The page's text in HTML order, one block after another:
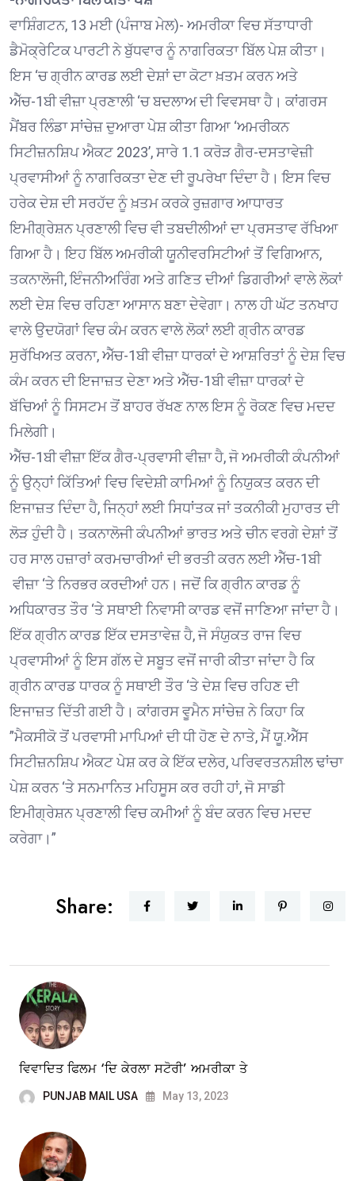
ਵਾਸ਼ਿੰਗਟਨ, 13 ਮਈ (ਪੰਜਾਬ ਮੇਲ)- ਅਮਰੀਕਾ ਵਿਚ ਸੱਤਾਧਾਰੀ
ਡੈਮੋਕ੍ਰੇਟਿਕ ਪਾਰਟੀ ਨੇ ਬੁੱਧਵਾਰ ਨੂੰ ਨਾਗਰਿਕਤਾ ਬਿੱਲ ਪੇਸ਼ ਕੀਤਾ।
ਇਸ ‘ਚ ਗ੍ਰੀਨ ਕਾਰਡ ਲਈ ਦੇਸ਼ਾਂ ਦਾ ਕੋਟਾ ਖ਼ਤਮ ਕਰਨ ਅਤੇ
ਐੱਚ-1ਬੀ ਵੀਜ਼ਾ ਪ੍ਰਣਾਲੀ ‘ਚ ਬਦਲਾਅ ਦੀ ਵਿਵਸਥਾ ਹੈ। ਕਾਂਗਰਸ
ਮੈਂਬਰ ਲਿੰਡਾ ਸਾਂਚੇਜ਼ ਦੁਆਰਾ ਪੇਸ਼ ਕੀਤਾ ਗਿਆ ‘ਅਮਰੀਕਨ
ਸਿਟੀਜ਼ਨਸ਼ਿਪ ਐਕਟ 2023’, ਸਾਰੇ 1.1 ਕਰੋੜ ਗੈਰ-ਦਸਤਾਵੇਜ਼ੀ
ਪ੍ਰਵਾਸੀਆਂ ਨੂੰ ਨਾਗਰਿਕਤਾ ਦੇਣ ਦੀ ਰੂਪਰੇਖਾ ਦਿੰਦਾ ਹੈ। ਇਸ ਵਿਚ
ਹਰੇਕ ਦੇਸ਼ ਦੀ ਸਰਹੱਦ ਨੂੰ ਖ਼ਤਮ ਕਰਕੇ ਰੁਜ਼ਗਾਰ ਆਧਾਰਤ
ਇਮੀਗ੍ਰੇਸ਼ਨ ਪ੍ਰਣਾਲੀ ਵਿਚ ਵੀ ਤਬਦੀਲੀਆਂ ਦਾ ਪ੍ਰਸਤਾਵ ਰੱਖਿਆ
ਗਿਆ ਹੈ। ਇਹ ਬਿੱਲ ਅਮਰੀਕੀ ਯੂਨੀਵਰਸਿਟੀਆਂ ਤੋਂ ਵਿਗਿਆਨ,
ਤਕਨਾਲੋਜੀ, ਇੰਜਨੀਅਰਿੰਗ ਅਤੇ ਗਣਿਤ ਦੀਆਂ ਡਿਗਰੀਆਂ ਵਾਲੇ ਲੋਕਾਂ
ਲਈ ਦੇਸ਼ ਵਿਚ ਰਹਿਣਾ ਆਸਾਨ ਬਣਾ ਦੇਵੇਗਾ। ਨਾਲ ਹੀ ਘੱਟ ਤਨਖਾਹ
ਵਾਲੇ ਉਦਯੋਗਾਂ ਵਿਚ ਕੰਮ ਕਰਨ ਵਾਲੇ ਲੋਕਾਂ ਲਈ ਗ੍ਰੀਨ ਕਾਰਡ
ਸੁਰੱਖਿਅਤ ਕਰਨਾ, ਐੱਚ-1ਬੀ ਵੀਜ਼ਾ ਧਾਰਕਾਂ ਦੇ ਆਸ਼ਰਿਤਾਂ ਨੂੰ ਦੇਸ਼ ਵਿਚ
ਕੰਮ ਕਰਨ ਦੀ ਇਜਾਜ਼ਤ ਦੇਣਾ ਅਤੇ ਐੱਚ-1ਬੀ ਵੀਜ਼ਾ ਧਾਰਕਾਂ ਦੇ
ਬੱਚਿਆਂ ਨੂੰ ਸਿਸਟਮ ਤੋਂ ਬਾਹਰ ਰੱਖਣ ਨਾਲ ਇਸ ਨੂੰ ਰੋਕਣ ਵਿਚ ਮਦਦ
ਮਿਲੇਗੀ।
ਐੱਚ-1ਬੀ ਵੀਜ਼ਾ ਇੱਕ ਗੈਰ-ਪ੍ਰਵਾਸੀ ਵੀਜ਼ਾ ਹੈ, ਜੋ ਅਮਰੀਕੀ ਕੰਪਨੀਆਂ
ਨੂੰ ਉਨ੍ਹਾਂ ਕਿੱਤਿਆਂ ਵਿਚ ਵਿਦੇਸ਼ੀ ਕਾਮਿਆਂ ਨੂੰ ਨਿਯੁਕਤ ਕਰਨ ਦੀ
ਇਜਾਜ਼ਤ ਦਿੰਦਾ ਹੈ, ਜਿਨ੍ਹਾਂ ਲਈ ਸਿਧਾਂਤਕ ਜਾਂ ਤਕਨੀਕੀ ਮੁਹਾਰਤ ਦੀ
ਲੋੜ ਹੁੰਦੀ ਹੈ। ਤਕਨਾਲੋਜੀ ਕੰਪਨੀਆਂ ਭਾਰਤ ਅਤੇ ਚੀਨ ਵਰਗੇ ਦੇਸ਼ਾਂ ਤੋਂ
ਹਰ ਸਾਲ ਹਜ਼ਾਰਾਂ ਕਰਮਚਾਰੀਆਂ ਦੀ ਭਰਤੀ ਕਰਨ ਲਈ ਐੱਚ-1ਬੀ
ਵੀਜ਼ਾ ‘ਤੇ ਨਿਰਭਰ ਕਰਦੀਆਂ ਹਨ। ਜਦੋਂ ਕਿ ਗ੍ਰੀਨ ਕਾਰਡ ਨੂੰ
ਅਧਿਕਾਰਤ ਤੌਰ ‘ਤੇ ਸਥਾਈ ਨਿਵਾਸੀ ਕਾਰਡ ਵਜੋਂ ਜਾਣਿਆ ਜਾਂਦਾ ਹੈ।
ਇੱਕ ਗ੍ਰੀਨ ਕਾਰਡ ਇੱਕ ਦਸਤਾਵੇਜ਼ ਹੈ, ਜੋ ਸੰਯੁਕਤ ਰਾਜ ਵਿਚ
ਪ੍ਰਵਾਸੀਆਂ ਨੂੰ ਇਸ ਗੱਲ ਦੇ ਸਬੂਤ ਵਜੋਂ ਜਾਰੀ ਕੀਤਾ ਜਾਂਦਾ ਹੈ ਕਿ
ਗ੍ਰੀਨ ਕਾਰਡ ਧਾਰਕ ਨੂੰ ਸਥਾਈ ਤੌਰ ‘ਤੇ ਦੇਸ਼ ਵਿਚ ਰਹਿਣ ਦੀ
ਇਜਾਜ਼ਤ ਦਿੱਤੀ ਗਈ ਹੈ। ਕਾਂਗਰਸ ਵੂਮੈਨ ਸਾਂਚੇਜ਼ ਨੇ ਕਿਹਾ ਕਿ
”ਮੈਕਸੀਕੋ ਤੋਂ ਪਰਵਾਸੀ ਮਾਪਿਆਂ ਦੀ ਧੀ ਹੋਣ ਦੇ ਨਾਤੇ, ਮੈਂ ਯੂ.ਐੱਸ
ਸਿਟੀਜ਼ਨਸ਼ਿਪ ਐਕਟ ਪੇਸ਼ ਕਰ ਕੇ ਇੱਕ ਦਲੇਰ, ਪਰਿਵਰਤਨਸ਼ੀਲ ਢਾਂਚਾ
ਪੇਸ਼ ਕਰਨ ‘ਤੇ ਸਨਮਾਨਿਤ ਮਹਿਸੂਸ ਕਰ ਰਹੀ ਹਾਂ, ਜੋ ਸਾਡੀ
ਇਮੀਗ੍ਰੇਸ਼ਨ ਪ੍ਰਣਾਲੀ ਵਿਚ ਕਮੀਆਂ ਨੂੰ ਬੰਦ ਕਰਨ ਵਿਚ ਮਦਦ
ਕਰੇਗਾ।”
Share:
ਵਿਵਾਦਿਤ ਫਿਲਮ ‘ਦਿ ਕੇਰਲਾ ਸਟੋਰੀ’ ਅਮਰੀਕਾ ਤੇ
PUNJAB MAIL USA May 13, 2023